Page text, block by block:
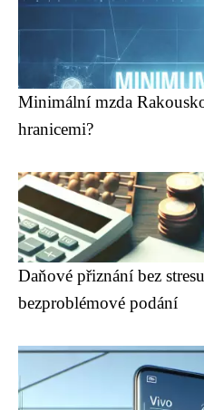
Minimální mzda
hranicemi?
Daňové přiznání bez
bezproblémové podání